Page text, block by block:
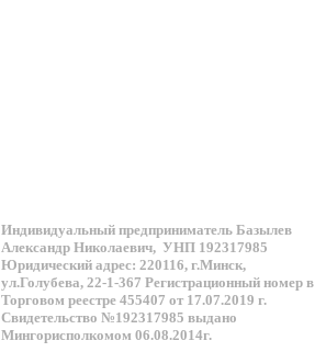
Индивидуальный предприниматель Базылев
Александр Николаевич, УНП 192317985
Юридический адрес: 220116, г.Минск,
ул.Голубева, 22-1-367 Регистрационный номер в
Торговом реестре 455407 от 17.07.2019 г.
Свидетельство №192317985 выдано
Мингорисполкомом 06.08.2014г.